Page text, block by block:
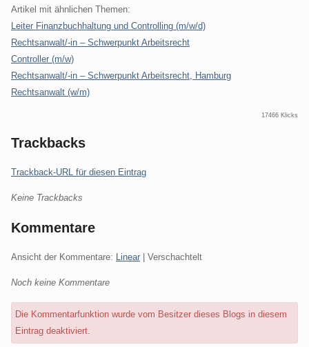
Artikel mit ähnlichen Themen:
Leiter Finanzbuchhaltung und Controlling (m/w/d)
Rechtsanwalt/-in – Schwerpunkt Arbeitsrecht
Controller (m/w)
Rechtsanwalt/-in – Schwerpunkt Arbeitsrecht, Hamburg
Rechtsanwalt (w/m)
17466 Klicks
Trackbacks
Trackback-URL für diesen Eintrag
Keine Trackbacks
Kommentare
Ansicht der Kommentare: Linear | Verschachtelt
Noch keine Kommentare
Die Kommentarfunktion wurde vom Besitzer dieses Blogs in diesem
Eintrag deaktiviert.